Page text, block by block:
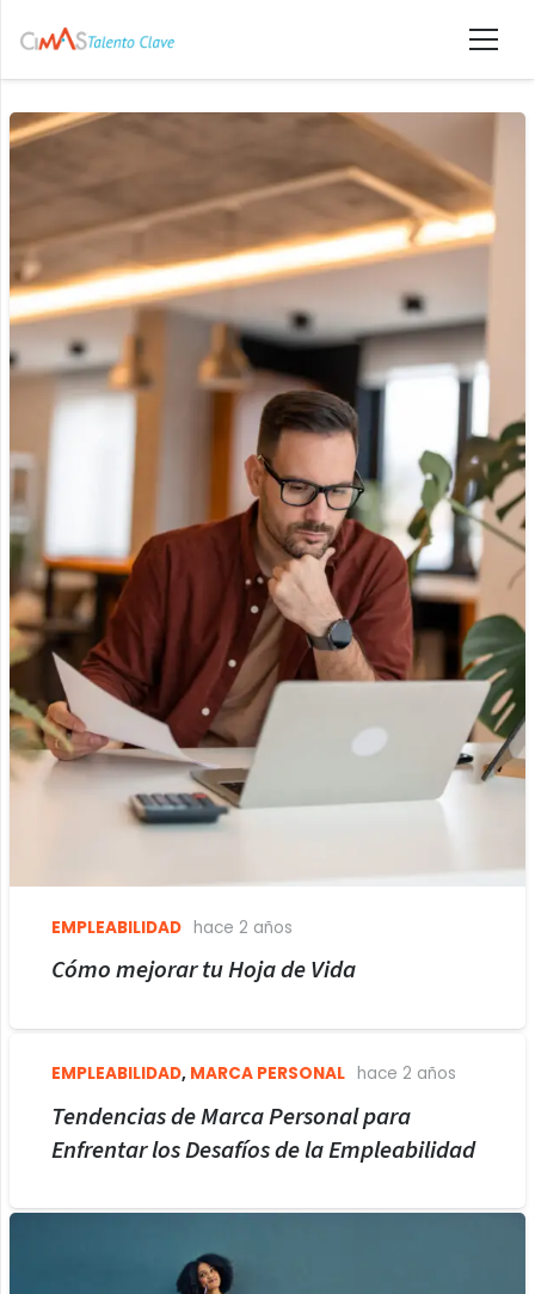
EMPLEABILIDAD hace 2 años
Cómo mejorar tu Hoja de Vida
EMPLEABILIDAD, MARCA PERSONAL hace 2 años
Tendencias de Marca Personal para
Enfrentar los Desafíos de la Empleabilidad